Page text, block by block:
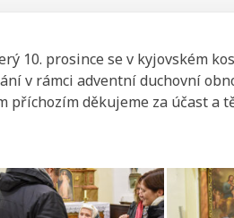
10. prosince se v kyjovském
v rámci adventní duchovní
příchozím děkujeme za účast a